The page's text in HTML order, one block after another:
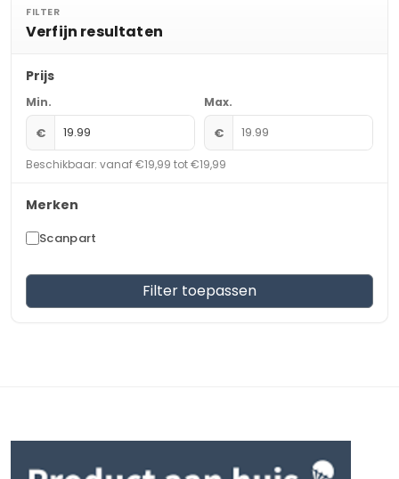
FILTER
Verfijn resultaten
Prijs
Min.
€
Max.
€
Beschikbaar: vanaf €19,99 tot €19,99
Merken
Scanpart
Filter toepassen